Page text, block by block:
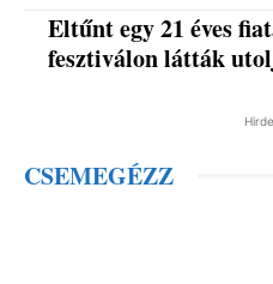
Eltűnt egy 21 éves
fesztiválon látták
CSEMEGÉZZ